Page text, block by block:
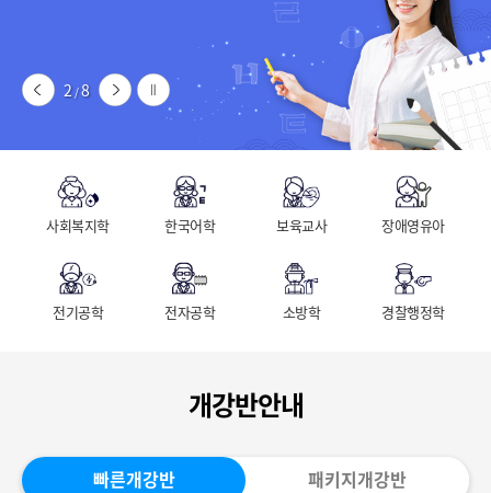
2/8
사회복지학 한국어학 보육교사 장애영유아
전기공학 전자공학 소방학 경찰행정학
개강반안내
빠른개강반 패키지개강반